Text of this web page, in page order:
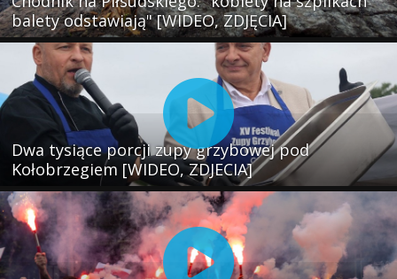
balety odstawiają" [WIDEO, ZDJĘCIA]
Dwa tysiące porcji zupy grzybowej pod
Kołobrzegiem [WIDEO, ZDJECIA]